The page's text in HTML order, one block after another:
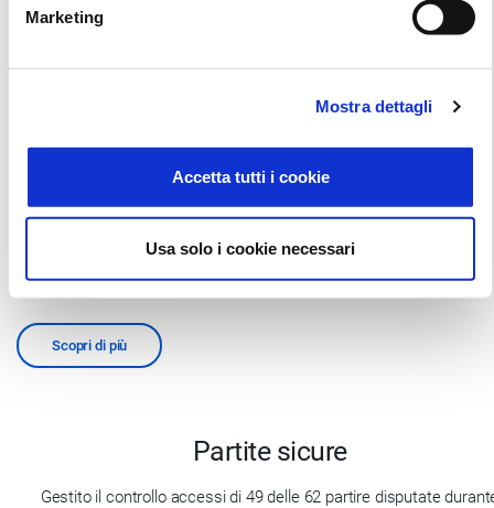
Marketing
Mostra dettagli
Accetta tutti i cookie
Usa solo i cookie necessari
6
degli 8 stadi automatizzati
Scopri di più
Partite sicure
Gestito il controllo accessi di 49 delle 62 partire disputate